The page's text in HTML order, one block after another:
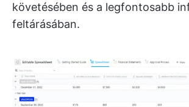
követésében és a legfontosabb
feltárásában.